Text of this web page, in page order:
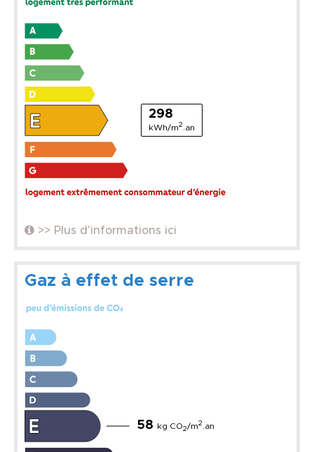
298
kWh/m2 .an
>> Plus d'informations ici
Gaz à effet de serre
58 kg CO2/m2 .an